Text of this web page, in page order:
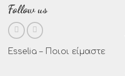
Follow us
Esselia – Ποιοι είμαστε